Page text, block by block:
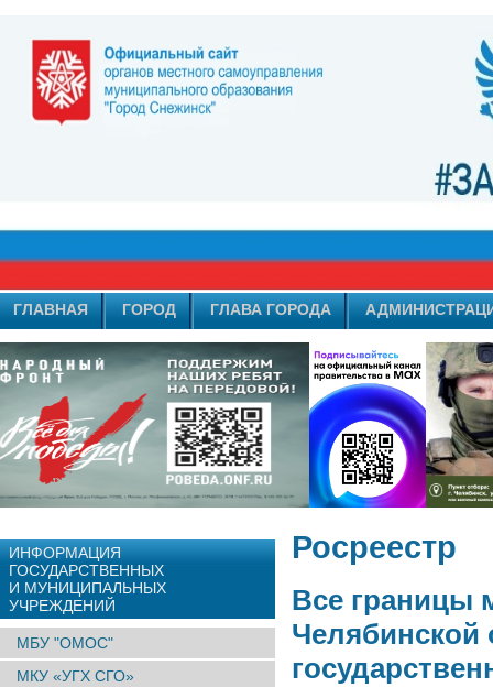
ГЛАВНАЯ ГОРОД ГЛАВА ГОРОДА
ИНФОРМАЦИЯ
ГОСУДАРСТВЕННЫХ
И МУНИЦИПАЛЬНЫХ
УЧРЕЖДЕНИЙ
МБУ "ОМОС"
МКУ «УГХ СГО»
Росреестр
Все границы